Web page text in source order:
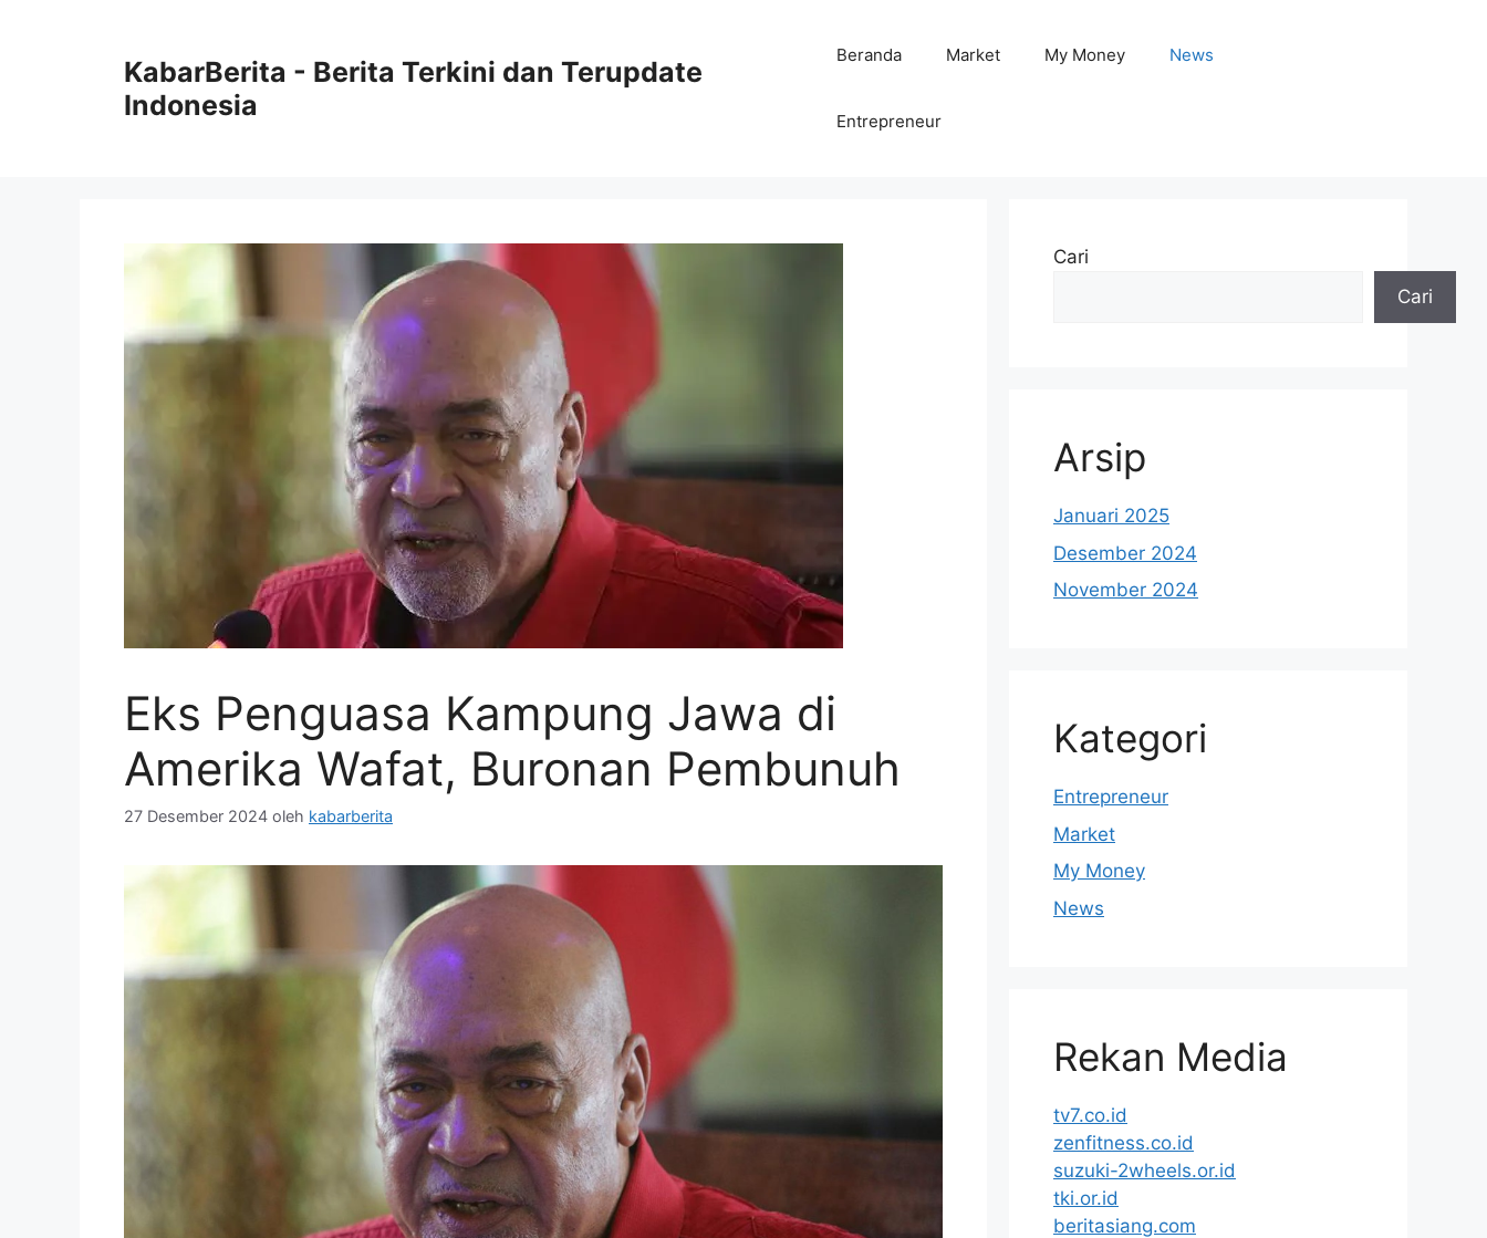
KabarBerita - Berita Terkini dan Terupdate
Indonesia
Beranda Market My Money News
Entrepreneur
Eks Penguasa Kampung Jawa di
Amerika Wafat, Buronan Pembunuh
27 Desember 2024 oleh kabarberita
Cari
Cari
Arsip
Januari 2025
Desember 2024
November 2024
Kategori
Entrepreneur
Market
My Money
News
Rekan Media
tv7.co.id
zenfitness.co.id
suzuki-2wheels.or.id
tki.or.id
beritasiang.com